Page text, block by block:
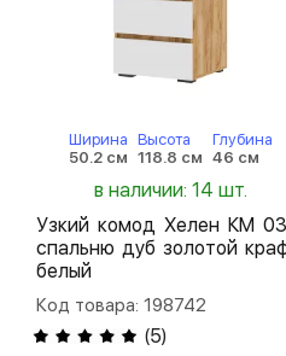
Ширина
50.2 см
Высота
118.8 см
Глубина
46 см
в наличии: 14 шт.
Узкий комод Хелен КМ
спальню дуб золотой
белый
Код товара: 198742
(5)